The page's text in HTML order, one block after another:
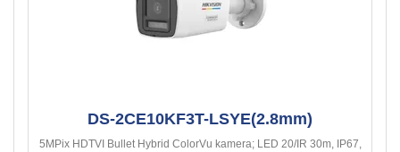
DS-2CE10KF3T-LSYE(2.8mm)
5MPix HDTVI Bullet Hybrid ColorVu kamera; LED 20/IR 30m, IP67,